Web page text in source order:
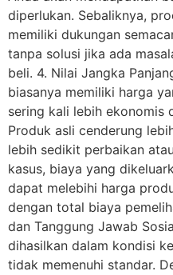
diperlukan. Sebaliknya,
memiliki dukungan
tanpa solusi jika ada
beli. 4. Nilai Jangka
biasanya memiliki harga
sering kali lebih ekonomis
Produk asli cenderung
lebih sedikit perbaikan
kasus, biaya yang
dapat melebihi harga
dengan total biaya
dan Tanggung Jawab
dihasilkan dalam kondisi
tidak memenuhi standar.